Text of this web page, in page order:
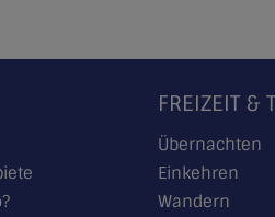
FREIZEIT &
Übernachten
Einkehren
Wandern